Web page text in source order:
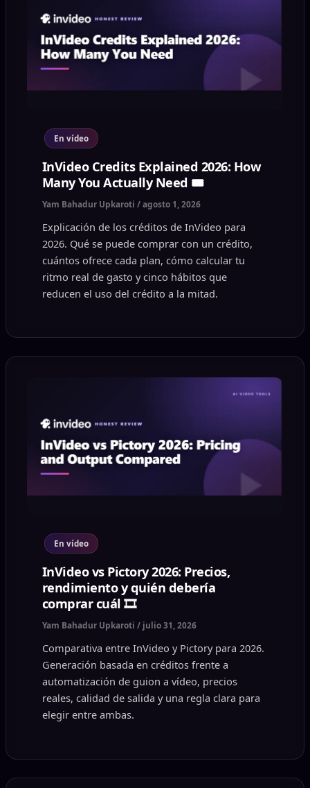
En vídeo
InVideo Credits Explained 2026: How
Many You Actually Need 🎟️
Yam Bahadur Upkaroti /agosto 1, 2026
Explicación de los créditos de InVideo para
2026. Qué se puede comprar con un crédito,
cuántos ofrece cada plan, cómo calcular tu
ritmo real de gasto y cinco hábitos que
reducen el uso del crédito a la mitad.
En vídeo
InVideo vs Pictory 2026: Precios,
rendimiento y quién debería
comprar cuál 🎞️
Yam Bahadur Upkaroti / julio 31, 2026
Comparativa entre InVideo y Pictory para 2026.
Generación basada en créditos frente a
automatización de guion a vídeo, precios
reales, calidad de salida y una regla clara para
elegir entre ambas.